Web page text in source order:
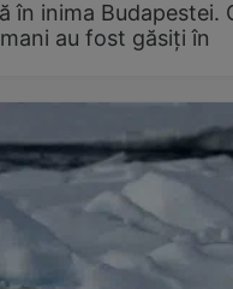
în inima Budapestei.
au fost găsiți în